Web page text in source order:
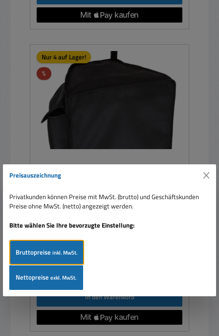
Nur 4 auf Lager!
%Rabatt
Zubehör Schutzhülle zu 700W Nr 88-830-00360
Verkaufspreis:
19,90 €
Preise inkl. MwSt. zzgl. Versandkosten
In den Warenkorb
Preisauszeichnung
Privatkunden können Preise mit MwSt. (brutto) und Geschäftskunden
Preise ohne MwSt. (netto) angezeigt werden.
Bitte wählen Sie Ihre bevorzugte Einstellung:
Bruttopreiseinkl. MwSt.
Nettopreiseexkl. MwSt.